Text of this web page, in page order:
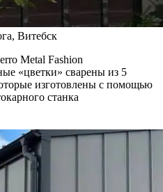
Витебск
Metal Fashion
«цветки» сварены из 5
изготовлены с помощью
станка